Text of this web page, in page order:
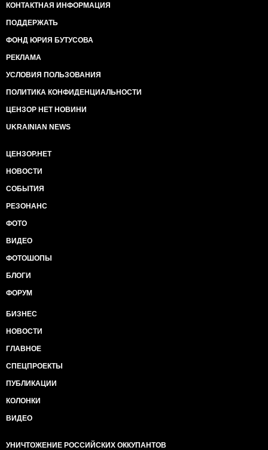
КОНТАКТНАЯ ИНФОРМАЦИЯ
ПОДДЕРЖАТЬ
ФОНД ЮРИЯ БУТУСОВА
РЕКЛАМА
УСЛОВИЯ ПОЛЬЗОВАНИЯ
ПОЛИТИКА КОНФИДЕНЦИАЛЬНОСТИ
ЦЕНЗОР НЕТ НОВИНИ
UKRAINIAN NEWS
ЦЕНЗОР.НЕТ
НОВОСТИ
СОБЫТИЯ
РЕЗОНАНС
ФОТО
ВИДЕО
ФОТОШОПЫ
БЛОГИ
ФОРУМ
БИЗНЕС
НОВОСТИ
ГЛАВНОЕ
СПЕЦПРОЕКТЫ
ПУБЛИКАЦИИ
КОЛОНКИ
ВИДЕО
УНИЧТОЖЕНИЕ РОССИЙСКИХ ОККУПАНТОВ